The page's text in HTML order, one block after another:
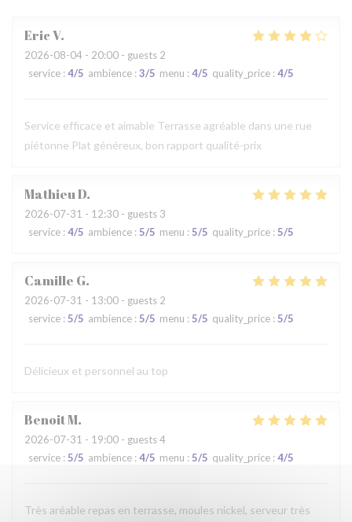
EricV
2026-08-04 - 20:00 - guests 2
service : 4/5 ambience : 3/5 menu : 4/5 quality_price : 4/5
Service efficace et aimable Terrasse agréable dans une rue
piétonne Plat généreux, bon rapport qualité-prix
MathieuD
2026-07-31 - 12:30 - guests 3
service : 4/5 ambience : 5/5 menu : 5/5 quality_price : 5/5
Camille G
2026-07-31 - 13:00 - guests 2
service : 5/5 ambience : 5/5 menu : 5/5 quality_price : 5/5
Délicieux et personnel au top
BenoitM
2026-07-31 - 19:00 - guests 4
service : 5/5 ambience : 4/5 menu : 5/5 quality_price : 4/5
Très aréable repas en terrasse, moules nickel, serveur très